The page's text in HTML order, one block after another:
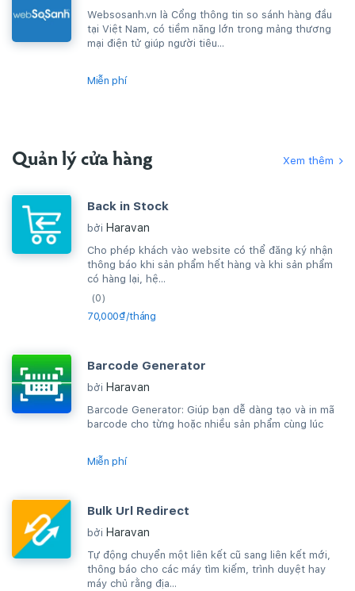
Websosanh.vn là Cổng thông tin so sánh hàng đầu
tại Việt Nam, có tiềm năng lớn trong mảng thương
mại điện tử giúp người tiêu...
Miễn phí
Quản lý cửa hàng Xem thêm
Back in Stock
bởi Haravan
Cho phép khách vào website có thể đăng ký nhận
thông báo khi sản phẩm hết hàng và khi sản phẩm
có hàng lại, hệ...
(0)
70,000₫/tháng
Barcode Generator
bởi Haravan
Barcode Generator: Giúp bạn dễ dàng tạo và in mã
barcode cho từng hoặc nhiều sản phẩm cùng lúc
Miễn phí
Bulk Url Redirect
bởi Haravan
Tự động chuyển một liên kết cũ sang liên kết mới,
thông báo cho các máy tìm kiếm, trình duyệt hay
máy chủ rằng địa...